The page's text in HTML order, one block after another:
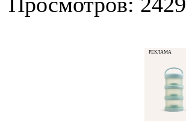
РЕКЛАМА